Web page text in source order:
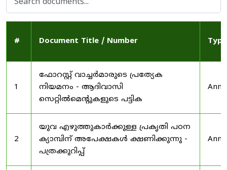
# Document Title / Number Type
1
ഫോറസ്റ്റ് വാച്ചർമാരുടെ പ്രത്യേക
നിയമനം - ആദിവാസി
സെറ്റിൽമെന്റുകളുടെ പട്ടിക
2
യുവ എഴുത്തുകാർക്കുള്ള പ്രകൃതി പഠന
ക്യാമ്പിന് അപേക്ഷകൾ ക്ഷണിക്കുന്നു -
പത്രക്കുറിപ്പ്